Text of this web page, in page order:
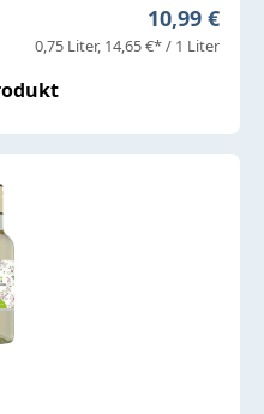
Regulärer
10,99 €
0,75 Liter 14,65 €* / 1 Liter